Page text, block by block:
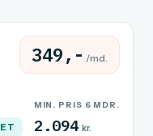
MIN. PRIS 6 MDR.
2.094 kr.
349,- /md.